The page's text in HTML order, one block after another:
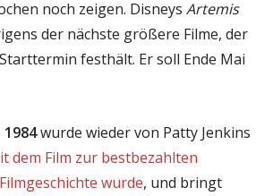
noch zeigen. Disneys Artemis
der nächste größere Filme, der
festhält. Er soll Ende Mai
wurde wieder von Patty Jenkins
dem Film zur bestbezahlten
wurde, und bringt